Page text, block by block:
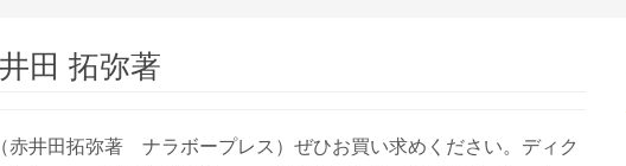
田 拓弥著
井田拓弥著 ナラボープレス）ぜひお買い求めください。ディク